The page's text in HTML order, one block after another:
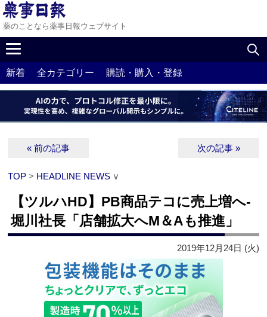
薬のことなら薬事日報ウェブサイト
新着 全カテゴリー 購読・購入・登録
« 前の記事 次の記事 »
TOP > HEADLINE NEWS ∨
【ツルハHD】PB商品テコに売上増へ‐
堀川社長「店舗拡大へM＆Aも推進」
2019年12月24日 (火)